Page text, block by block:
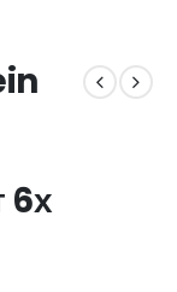
6х